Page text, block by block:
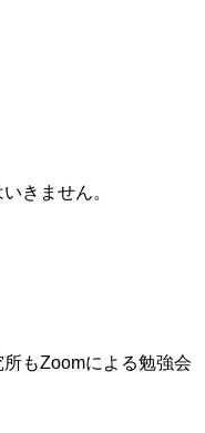
きません。
もZoomによる勉強会